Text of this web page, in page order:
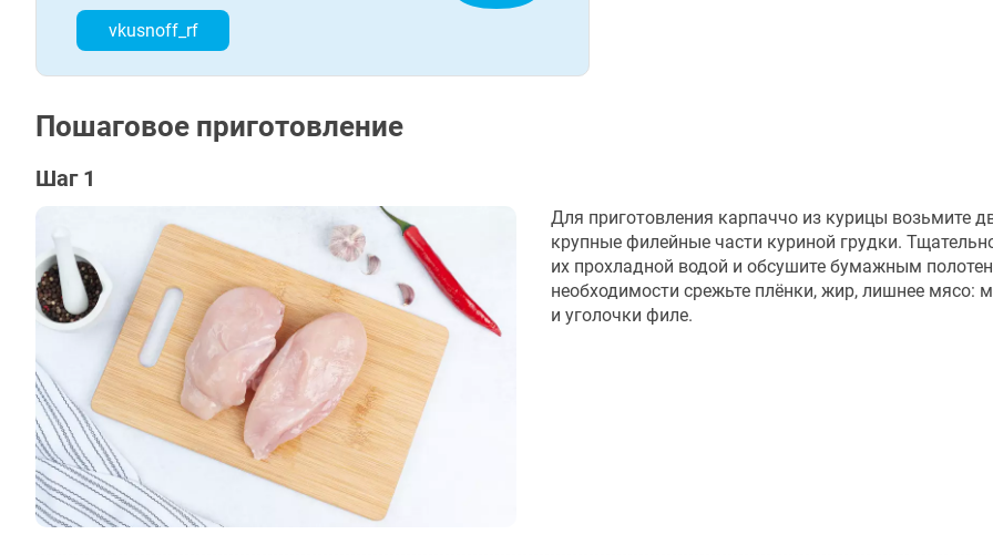
vkusnoff_rf
Пошаговое приготовление
Шаг 1
Для приготовления карпаччо из курицы возьмите
крупные филейные части куриной грудки.
их прохладной водой и обсушите бумажным
необходимости срежьте плёнки, жир, лишнее мясо:
и уголочки филе.